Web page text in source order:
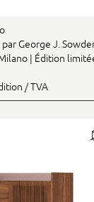
George J.
| Édition
/ TVA